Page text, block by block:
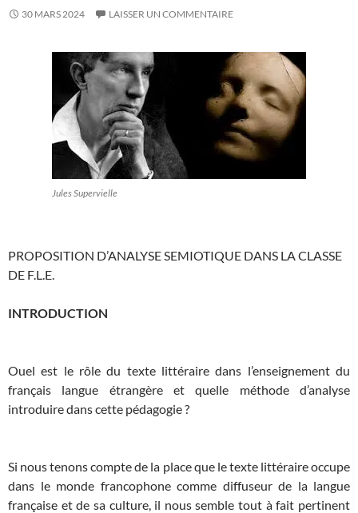
30 MARS 2024 LAISSER UN COMMENTAIRE
Jules Supervielle
PROPOSITION D’ANALYSE SEMIOTIQUE DANS LA CLASSE
DE F.L.E.
INTRODUCTION
Ouel est le rôle du texte littéraire dans l’enseignement du
français langue étrangère et quelle méthode d’analyse
introduire dans cette pédagogie ?
Si nous tenons compte de la place que le texte littéraire occupe
dans le monde francophone comme diffuseur de la langue
française et de sa culture, il nous semble tout à fait pertinent